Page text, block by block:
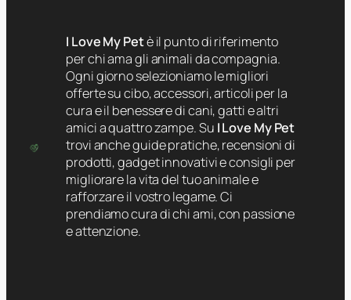
I Love My Petè il punto di riferimento
per chi ama gli animali da compagnia.
Ogni giorno selezioniamo le migliori
offerte su cibo, accessori, articoli per la
cura e il benessere di cani, gatti e altri
amici a quattro zampe. Su I Love My Pet
trovi anche guide pratiche, recensioni di
prodotti, gadget innovativi e consigli per
migliorare la vita del tuo animale e
rafforzare il vostro legame. Ci
prendiamo cura di chi ami, con passione
e attenzione.